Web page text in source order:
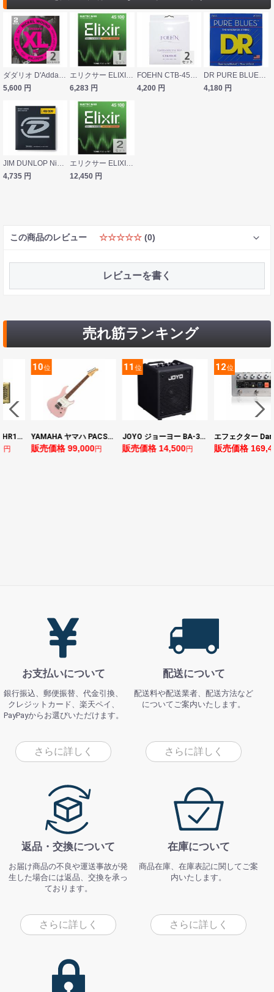
5,600 円
6,283 円
4,200 円
4,180 円
4,735 円
12,450 円
この商品のレビュー ☆☆☆☆☆ (0)
レビューを書く
売れ筋ランキング
ヤマハ YAMAHA THR10II 小型ギターアンプ
円
10位
YAMAHA ヤマハ PACS+12 ASP Pacifica Standard Plus パシフィカスタンダードプラス エレキギター
販売価格 99,000円
11位
JOYO ジョーヨー BA-30 VIBE CUBE BLK 30W 小型ベースアンプ Bluetooth+OTGオーディオI/F搭載
販売価格 14,500円
12位
販売価格
お支払いについて
銀行振込、郵便振替、代金引換、
クレジットカード、楽天ペイ、
PayPayからお選びいただけます。
さらに詳しく
配送について
配送料や配送業者、配送方法など
についてご案内いたします。
さらに詳しく
返品・交換について
お届け商品の不良や運送事故が発
生した場合には返品、交換を承っ
ております。
さらに詳しく
在庫について
商品在庫、在庫表記に関してご案
内いたします。
さらに詳しく